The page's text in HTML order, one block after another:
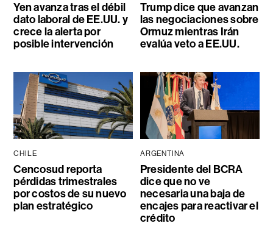
Yen avanza tras el débil
dato laboral de EE.UU. y
crece la alerta por
posible intervención
Trump dice que avanzan
las negociaciones sobre
Ormuz mientras Irán
evalúa veto a EE.UU.
CHILE
Cencosud reporta
pérdidas trimestrales
por costos de su nuevo
plan estratégico
ARGENTINA
Presidente del BCRA
dice que no ve
necesaria una baja de
encajes para reactivar el
crédito